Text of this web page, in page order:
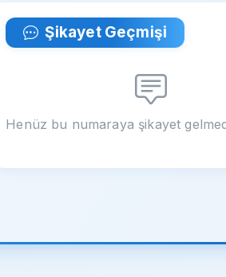
Şikayet Geçmişi
Henüz bu numaraya şikayet